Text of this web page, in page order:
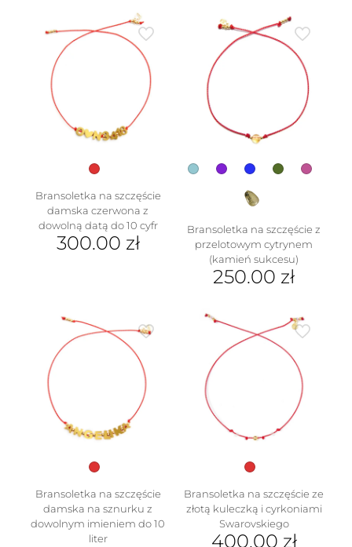
ma
wiele
wariantów.
stronie
produktu
Bransoletka na szczęście
damska czerwona z
dowolną datą do 10 cyfr
300.00 zł
Bransoletka na szczęście z
przelotowym cytrynem
(kamień sukcesu)
250.00 zł
ma
wiele
wariantów.
stronie
produktu
Bransoletka na szczęście
damska na sznurku z
dowolnym imieniem do 10
liter
Bransoletka na szczęście ze
złotą kuleczką i cyrkoniami
Swarovskiego
400.00 zł